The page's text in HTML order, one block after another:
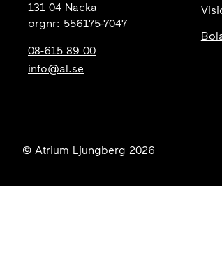
131 04 Nacka
orgnr: 556175-7047
08-615 89 00
info@al.se
© Atrium Ljungberg 2026